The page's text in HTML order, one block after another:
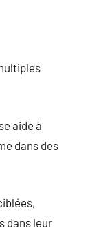
aide à
dans des
dans leur